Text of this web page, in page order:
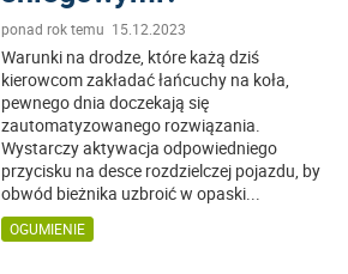
ponad rok temu 15.12.2023
Warunki na drodze, które każą dziś
kierowcom zakładać łańcuchy na koła,
pewnego dnia doczekają się
zautomatyzowanego rozwiązania.
Wystarczy aktywacja odpowiedniego
przycisku na desce rozdzielczej pojazdu, by
obwód bieżnika uzbroić w opaski...
OGUMIENIE